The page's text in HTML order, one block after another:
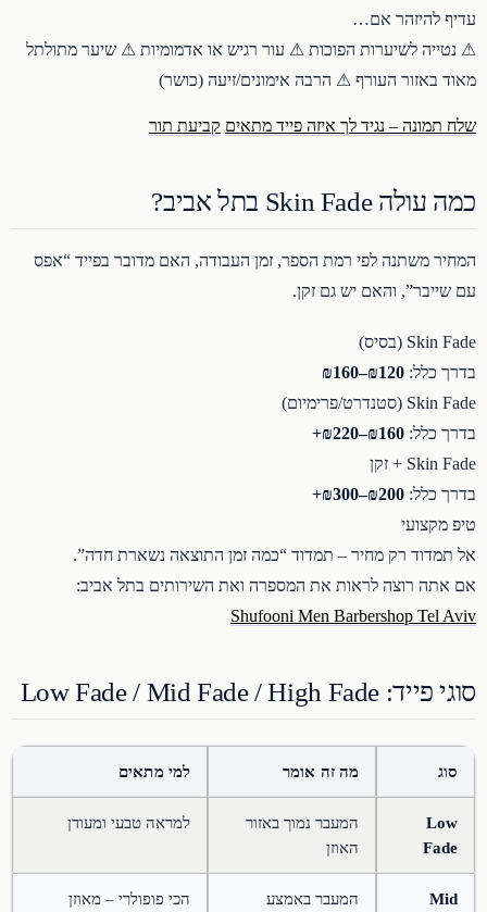
עדיף להיזהר אם…
⚠ נטייה לשיערות הפוכות ⚠ עור רגיש או אדמומיות ⚠ שיער מתולתל
מאוד באזור העורף ⚠ הרבה אימונים/זיעה (כושר)
שלח תמונה – נגיד לך איזה פייד מתאים קביעת תור
כמה עולה Skin Fade בתל אביב?
המחיר משתנה לפי רמת הספר, זמן העבודה, האם מדובר בפייד “אפס
עם שייבר”, והאם יש גם זקן.
Skin Fade (בסיס)
בדרך כלל: ₪120–₪160
Skin Fade (סטנדרט/פרימיום)
בדרך כלל: ₪160–₪220+
Skin Fade + זקן
בדרך כלל: ₪200–₪300+
טיפ מקצועי
אל תמדוד רק מחיר – תמדוד “כמה זמן התוצאה נשארת חדה”.
אם אתה רוצה לראות את המספרה ואת השירותים בתל אביב:
Shufooni Men Barbershop Tel Aviv
סוגי פייד: Low Fade / Mid Fade / High Fade
סוג מה זה אומר למי מתאים
Low
Fade
המעבר נמוך באזור
האוזן
למראה טבעי ומעודן
Mid המעבר באמצע הכי פופולרי – מאוזן